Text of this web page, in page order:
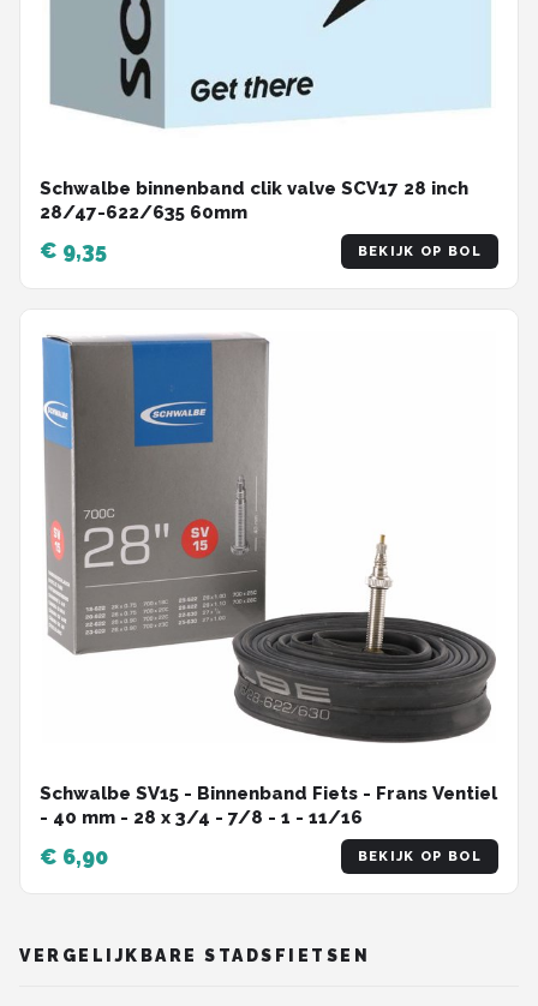
Schwalbe binnenband clik valve SCV17 28 inch
28/47-622/635 60mm
€ 9,35 BEKIJK OP BOL
Schwalbe SV15 - Binnenband Fiets - Frans Ventiel
- 40 mm - 28 x 3/4 - 7/8 - 1 - 11/16
€ 6,90 BEKIJK OP BOL
VERGELIJKBARE STADSFIETSEN